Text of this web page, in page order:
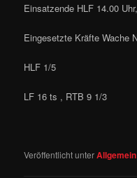
Einsatzende HLF 14.00
Eingesetzte Kräfte Wache
HLF 1/5
LF 16 ts , RTB 9 1/3
Veröffentlicht unterAllgemein